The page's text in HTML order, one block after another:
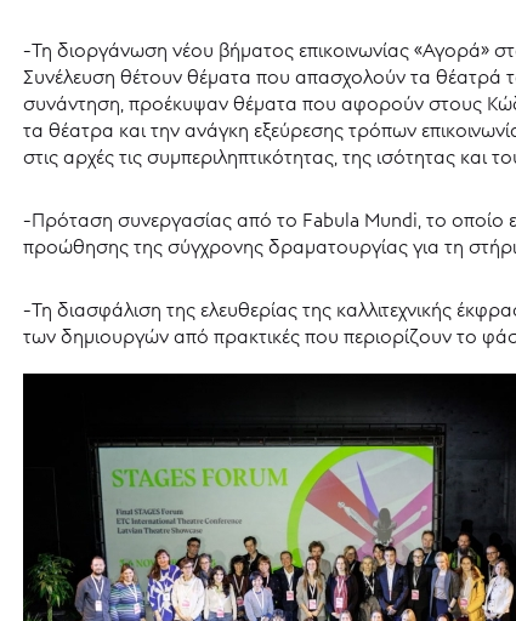
-Τη διοργάνωση νέου βήματος επικοινωνίας «Αγορά»
Συνέλευση θέτουν θέματα που απασχολούν τα θέατρά
συνάντηση, προέκυψαν θέματα που αφορούν στους
τα θέατρα και την ανάγκη εξεύρεσης τρόπων
στις αρχές τις συμπεριληπτικότητας, της ισότητας και
-Πρόταση συνεργασίας από το Fabula Mundi, το οποίο
προώθησης της σύγχρονης δραματουργίας για τη
-Τη διασφάλιση της ελευθερίας της καλλιτεχνικής
των δημιουργών από πρακτικές που περιορίζουν το